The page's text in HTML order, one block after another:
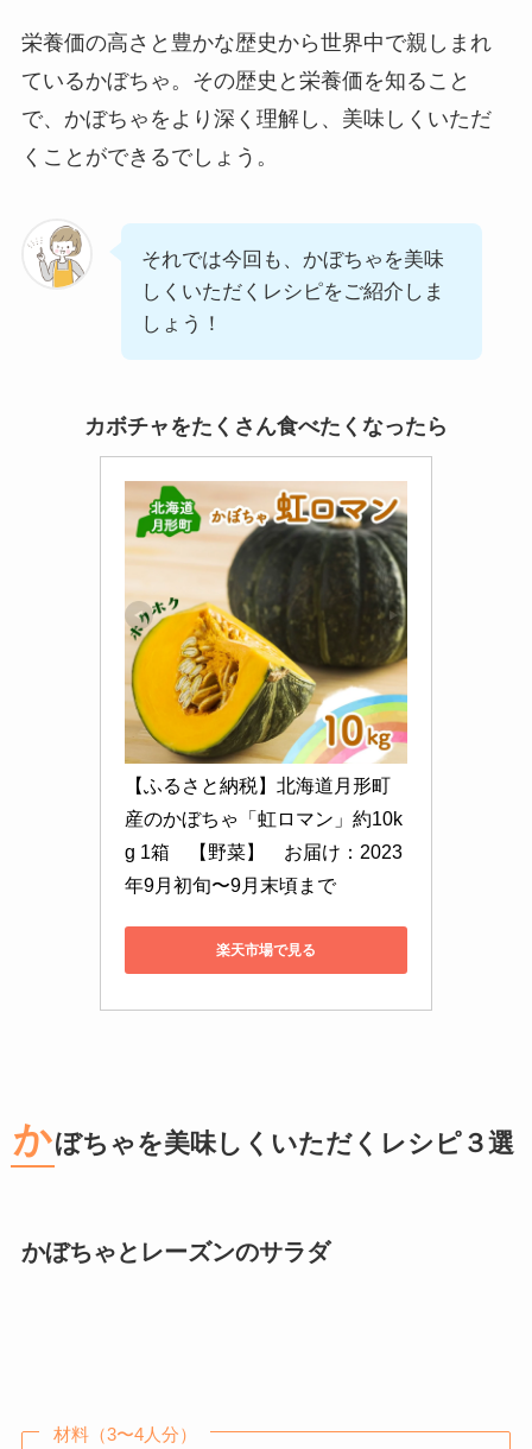
栄養価の高さと豊かな歴史から世界中で親しまれ
ているかぼちゃ。その歴史と栄養価を知ること
で、かぼちゃをより深く理解し、美味しくいただ
くことができるでしょう。
それでは今回も、かぼちゃを美味
しくいただくレシピをご紹介しま
しょう！
カボチャをたくさん食べたくなったら
【ふるさと納税】北海道月形町
産のかぼちゃ「虹ロマン」約10k
g 1箱　【野菜】　お届け：2023
年9月初旬〜9月末頃まで
楽天市場で見る
かぼちゃを美味しくいただくレシピ３選
かぼちゃとレーズンのサラダ
材料（3〜4人分）